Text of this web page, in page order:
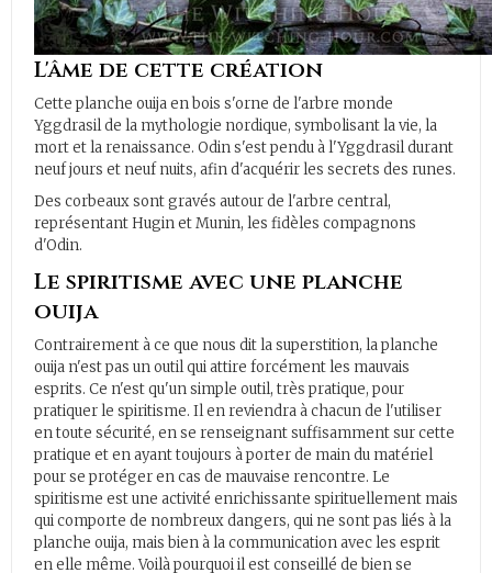
L'âme de cette création
Cette planche ouija en bois s'orne de l'arbre monde
Yggdrasil de la mythologie nordique, symbolisant la vie, la
mort et la renaissance. Odin s'est pendu à l'Yggdrasil durant
neuf jours et neuf nuits, afin d'acquérir les secrets des runes.
Des corbeaux sont gravés autour de l'arbre central,
représentant Hugin et Munin, les fidèles compagnons
d'Odin.
Le spiritisme avec une planche
ouija
Contrairement à ce que nous dit la superstition, la planche
ouija n'est pas un outil qui attire forcément les mauvais
esprits. Ce n'est qu'un simple outil, très pratique, pour
pratiquer le spiritisme. Il en reviendra à chacun de l'utiliser
en toute sécurité, en se renseignant suffisamment sur cette
pratique et en ayant toujours à porter de main du matériel
pour se protéger en cas de mauvaise rencontre. Le
spiritisme est une activité enrichissante spirituellement mais
qui comporte de nombreux dangers, qui ne sont pas liés à la
planche ouija, mais bien à la communication avec les esprit
en elle même. Voilà pourquoi il est conseillé de bien se